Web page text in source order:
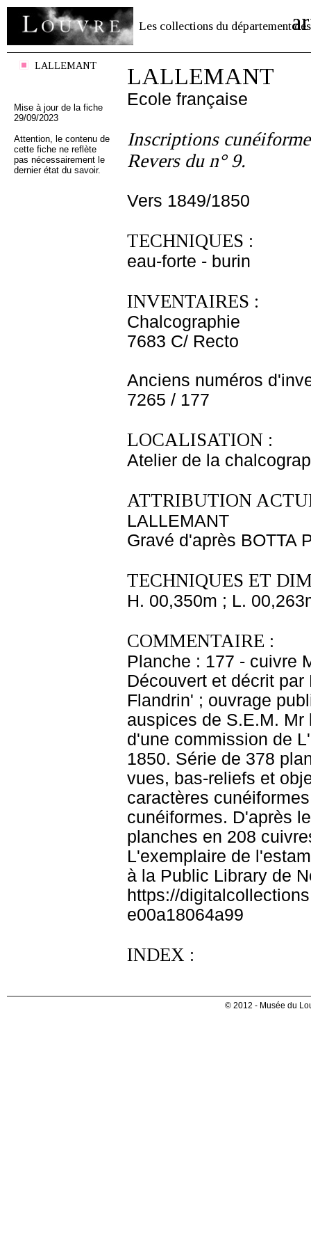
Les collections du département des
LALLEMANT
Mise à jour de la fiche
29/09/2023
Attention, le contenu de
cette fiche ne reflète
pas nécessairement le
dernier état du savoir.
LALLEMANT
Ecole française
Inscriptions
Revers du n° 9.
Vers 1849/1850
TECHNIQUES :
eau-forte - burin
INVENTAIRES :
Chalcographie
7683 C/ Recto
Anciens numéros
7265 / 177
LOCALISATION :
Atelier de la
ATTRIBUTION
LALLEMANT
Gravé d'après BOTTA
TECHNIQUES ET
H. 00,350m ; L.
COMMENTAIRE :
Planche : 177 - cuivre
Découvert et décrit
Flandrin' ; ouvrage
auspices de S.E.M.
d'une commission de
1850. Série de 378
vues, bas-reliefs et
caractères
cunéiformes. D'après
planches en 208
L'exemplaire de
à la Public Library de
https://
e00a18064a99
INDEX :
© 2012 - Musée du